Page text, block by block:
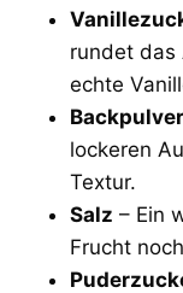
rundet das
echte
Backpulver
lockeren
Textur.
Salz – Ein
Frucht